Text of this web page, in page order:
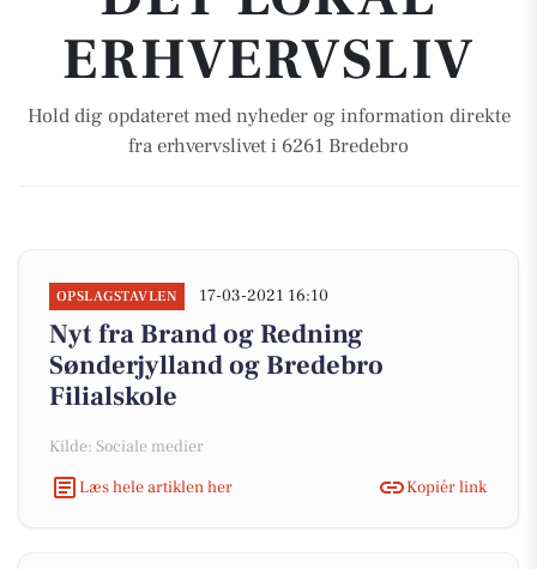
ERHVERVSLIV
Hold dig opdateret med nyheder og information direkte
fra erhvervslivet i 6261 Bredebro
OPSLAGSTAVLEN 17-03-2021 16:10
Nyt fra Brand og Redning
Sønderjylland og Bredebro
Filialskole
Kilde: Sociale medier
Læs hele artiklen her
Kopiér link